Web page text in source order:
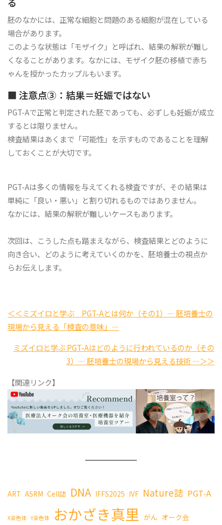
胚のなかには、正常な細胞と問題のある細胞が混在している
場合があります。
このような状態は「モザイク」と呼ばれ、結果の解釈が難し
くなることがあります。なかには、モザイク胚の移植で赤ち
ゃんを授かったカップルもいます。
■ 注意点③：結果＝妊娠ではない
PGT-Aで正常と判定された胚であっても、必ずしも妊娠が成立
するとは限りません。
検査結果はあくまで「可能性」を示すものであることを理解
しておくことが大切です。
PGT-Aは多くの情報を与えてくれる検査ですが、その結果は
単純に「良い・悪い」と割り切れるものではありません。
なかには、結果の解釈が難しいケースもあります。
次回は、こうした点も踏まえながら、検査結果とどのように
向き合い、どのように考えていくのかを、胚培養士の視点か
らお伝えします。
＜＜ミズイロと学ぶ PGT-Aとは何か（その1）― 胚培養士の
現場から見える「検査の意味」―
ミズイロと学ぶ PGT-Aはどのように行われているのか（その
3）― 胚培養士の現場から見える技術 ―＞＞
【関連リンク】
ART ASRM Cell誌 DNA IFFS2025 IVF Nature誌 PGT-A
X染色体 Y染色体 おかざき真里 がん オーク会